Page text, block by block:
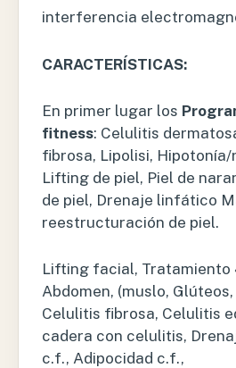
interferencia
CARACTERÍSTICAS:
En primer lugar los
fitness: Celulitis
fibrosa, Lipolisi,
Lifting de piel, Piel de
de piel, Drenaje linfático
reestructuración de piel.
Lifting facial, Tratamiento
Abdomen, (muslo,
Celulitis fibrosa, Celulitis
cadera con celulitis,
c.f., Adipocidad c.f.,